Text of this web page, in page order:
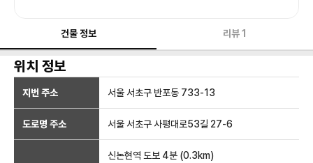
건물 정보 리뷰1
위치 정보
지번 주소 서울 서초구 반포동 733-13
도로명 주소 서울 서초구 사평대로53길 27-6
신논현역 도보 4분 (0.3km)